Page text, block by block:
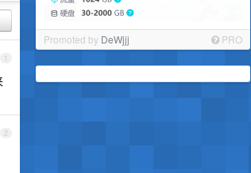
Promoted by DeWjjj PRO
1
2